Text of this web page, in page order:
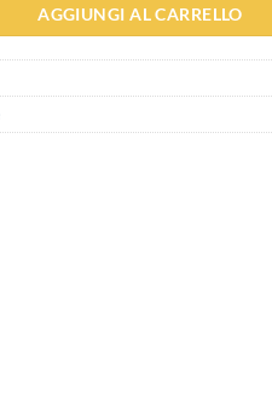
AGGIUNGI AL CARRELLO